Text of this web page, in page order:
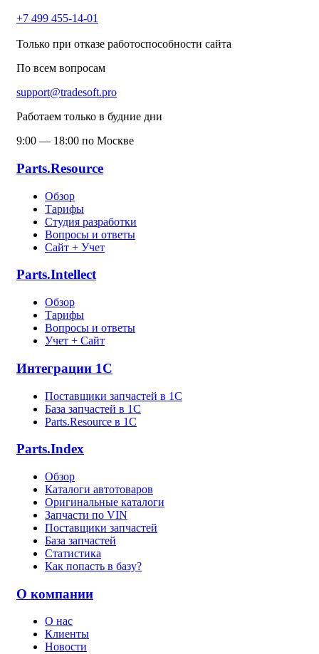
+7 499 455-14-01
Только при отказе работоспособности сайта
По всем вопросам
support@tradesoft.pro
Работаем только в будние дни
9:00 — 18:00 по Москве
Parts.Resource
Обзор
Тарифы
Студия разработки
Вопросы и ответы
Сайт + Учет
Parts.Intellect
Обзор
Тарифы
Вопросы и ответы
Учет + Сайт
Интеграции 1С
Поставщики запчастей в 1C
База запчастей в 1С
Parts.Resource в 1C
Parts.Index
Обзор
Каталоги автотоваров
Оригинальные каталоги
Запчасти по VIN
Поставщики запчастей
База запчастей
Статистика
Как попасть в базу?
О компании
О нас
Клиенты
Новости